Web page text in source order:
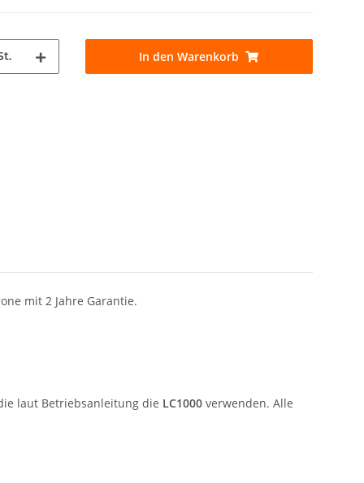
In den Warenkorb
mit 2 Jahre Garantie.
laut Betriebsanleitung die LC1000 verwenden. Alle